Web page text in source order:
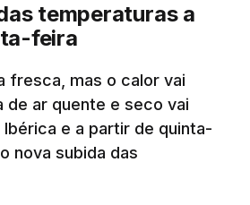
temperaturas a
feira
fresca, mas o calor vai
de ar quente e seco vai
Ibérica e a partir de quinta-
nova subida das